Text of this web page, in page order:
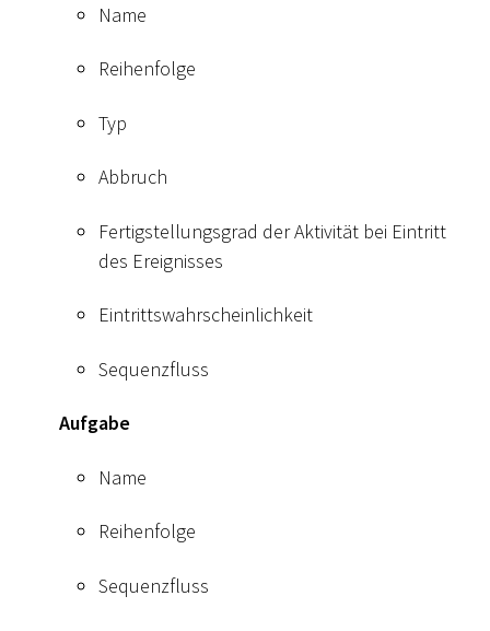
Name
Reihenfolge
Typ
Abbruch
Fertigstellungsgrad der Aktivität bei Eintritt
des Ereignisses
Eintrittswahrscheinlichkeit
Sequenzfluss
Aufgabe
Name
Reihenfolge
Sequenzfluss